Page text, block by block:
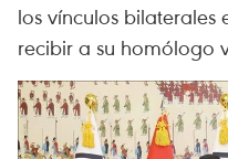
los vínculos bilaterales
recibir a su homólogo